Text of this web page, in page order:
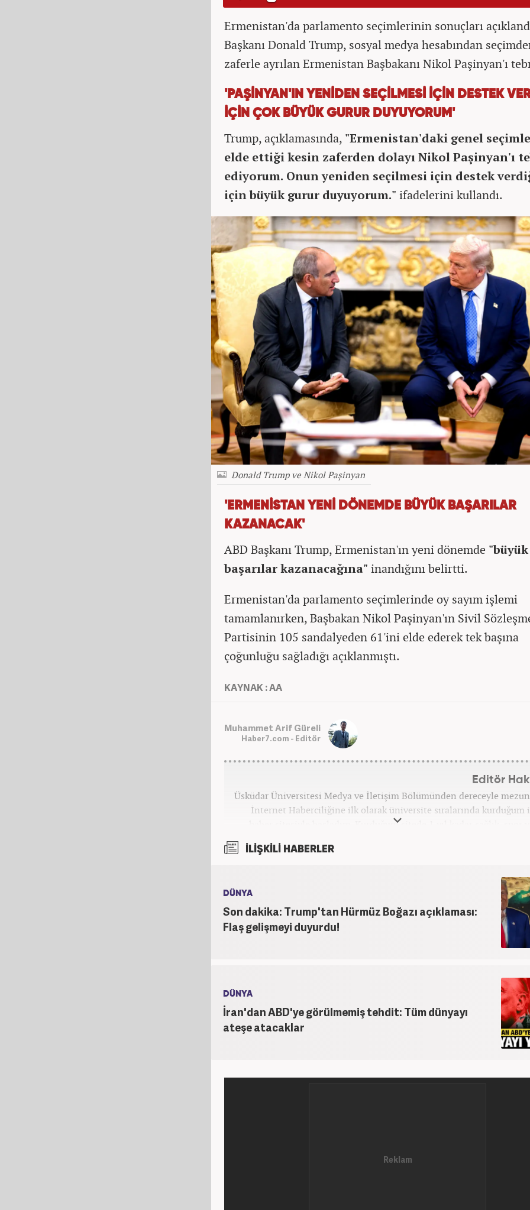
Ermenistan'da parlamento seçimlerinin sonuçları
Başkanı Donald Trump, sosyal medya hesabından
zaferle ayrılan Ermenistan Başbakanı Nikol Paşinyan'ı
'PAŞİNYAN'IN YENİDEN SEÇİLMESİ İÇİN DESTEK
İÇİN ÇOK BÜYÜK GURUR DUYUYORUM'
Trump, açıklamasında, "Ermenistan'daki genel
elde ettiği kesin zaferden dolayı Nikol Paşinyan'ı
ediyorum. Onun yeniden seçilmesi için destek
için büyük gurur duyuyorum." ifadelerini kullandı.
Donald Trump ve Nikol Paşinyan
'ERMENİSTAN YENİ DÖNEMDE BÜYÜK BAŞARILAR
KAZANACAK'
ABD Başkanı Trump, Ermenistan'ın yeni dönemde "büyük
başarılar kazanacağına" inandığını belirtti.
Ermenistan'da parlamento seçimlerinde oy sayım işlemi
tamamlanırken, Başbakan Nikol Paşinyan'ın Sivil
Partisinin 105 sandalyeden 61'ini elde ederek tek başına
çoğunluğu sağladığı açıklanmıştı.
KAYNAK : AA
Muhammet Arif Güreli
Haber7.com - Editör
Editör
Üsküdar Üniversitesi Medya ve İletişim Bölümünden dereceyle
İnternet Haberciliğine ilk olarak üniversite sıralarında kurduğum
haber sitesiyle başladım. Kurduğum sitede 1 yıl kadar sağlık, spor
bu yana Haber7 bünyesinde başlıca gündem, siyaset, dünya,
Kariyerime Haber7'de gündem editörü olarak devam
İLİŞKİLİ HABERLER
DÜNYA
Son dakika: Trump'tan Hürmüz Boğazı açıklaması:
Flaş gelişmeyi duyurdu!
DÜNYA
İran'dan ABD'ye görülmemiş tehdit: Tüm dünyayı
ateşe atacaklar